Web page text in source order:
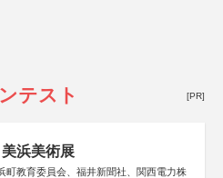
テスト [PR]
浜美術展
町教育委員会、福井新聞社、関西電力株